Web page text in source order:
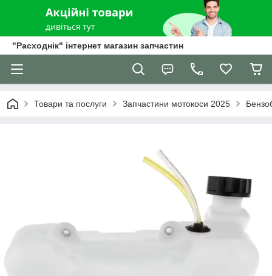
"Расходнік" інтернет магазин запчастин
Товари та послуги Запчастини мотокоси 2025